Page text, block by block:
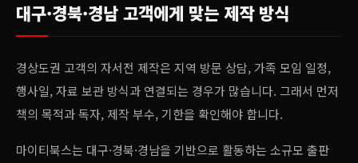
대구·경북·경남 고객에게 맞는 제작 방식
경상도권 고객의 자서전 제작은 지역 방문 상담, 가족 모임 일정,
행사일, 자료 보관 방식과 연결되는 경우가 많습니다. 그래서 먼저
책의 목적과 독자, 제작 부수, 기한을 확인해야 합니다.
마이티북스는 대구·경북·경남을 기반으로 활동하는 소규모 출판